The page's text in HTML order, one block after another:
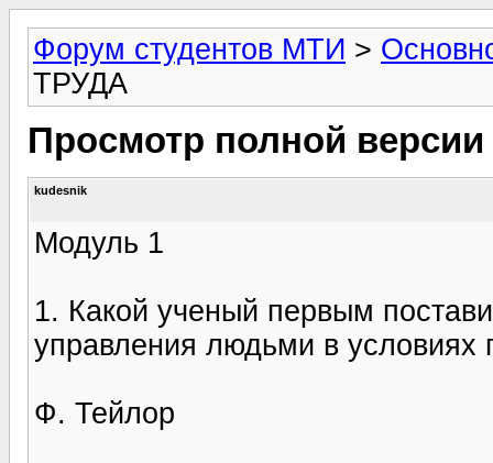
Форум студентов МТИ >
ТРУДА
Просмотр полной
kudesnik
Модуль 1
1. Какой ученый первым
управления людьми в условиях
Ф. Тейлор